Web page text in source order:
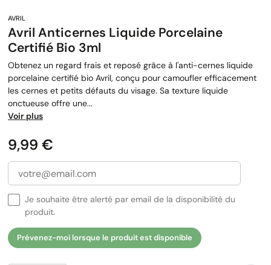
Avril Anticernes Liquide Porcelaine
Certifié Bio 3ml
Obtenez un regard frais et reposé grâce à l'anti-cernes liquide
porcelaine certifié bio Avril, conçu pour camoufler efficacement
les cernes et petits défauts du visage. Sa texture liquide
onctueuse offre une...
Voir plus
Prix
9,99 €
Je souhaite être alerté par email de la disponibilité du
produit.
Prévenez-moi lorsque le produit est disponible